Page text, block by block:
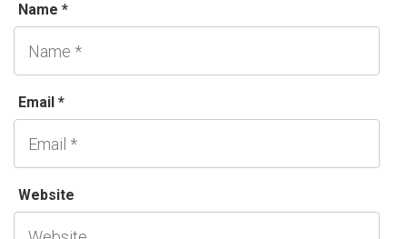
Name *
Email *
Website